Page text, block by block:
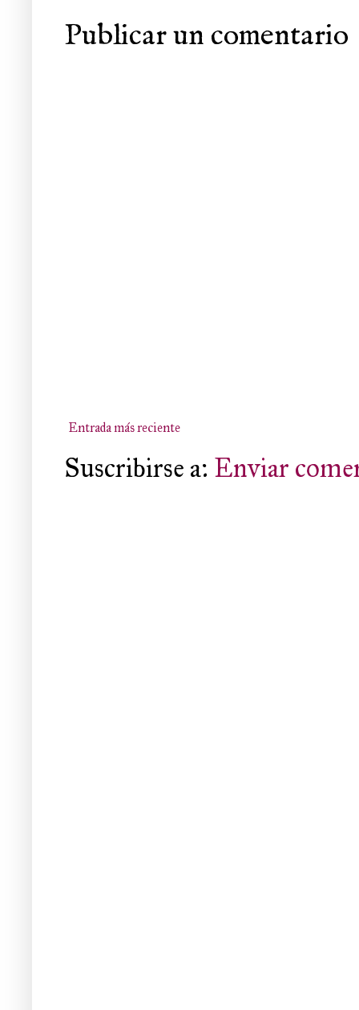
Publicar un comentario
Entrada más reciente
Suscribirse a: Enviar